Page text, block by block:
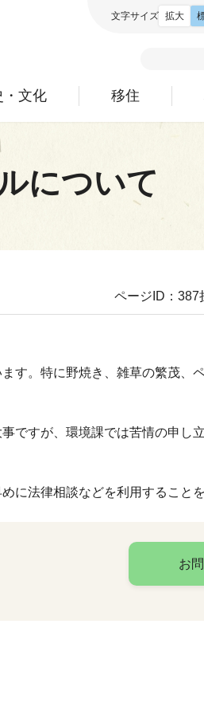
・文化 移住
文字サイズ 拡大
について
ページID：387
す。特に野焼き、雑草の繁茂、
ですが、環境課では苦情の申し
に法律相談などを利用すること
お